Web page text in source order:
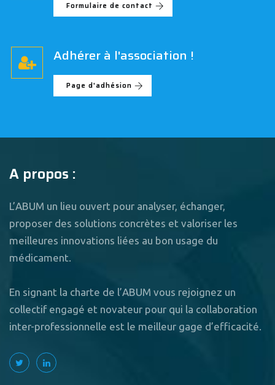
Formulaire de contact
Adhérer à l'association !
Page d'adhésion
A propos :
L’ABUM un lieu ouvert pour analyser, échanger,
proposer des solutions concrètes et valoriser les
meilleures innovations liées au bon usage du
médicament.
En signant la charte de l’ABUM vous rejoignez un
collectif engagé et novateur pour qui la collaboration
inter-professionnelle est le meilleur gage d’efficacité.